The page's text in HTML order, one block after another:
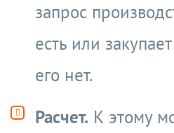
запрос
есть или
его нет.
Расчет. К этому